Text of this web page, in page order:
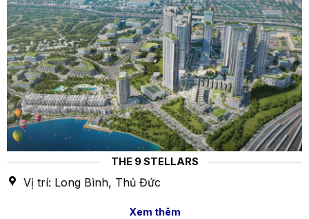
THE 9 STELLARS
Vị trí: Long Bình, Thủ Đức
Xem thêm